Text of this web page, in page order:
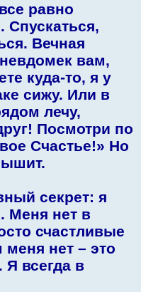
равно
Спускаться,
Вечная
вам,
куда-то, я у
сижу. Или в
лечу,
Посмотри по
Счастье!» Но
секрет: я
Меня нет в
счастливые
нет – это
Я всегда в